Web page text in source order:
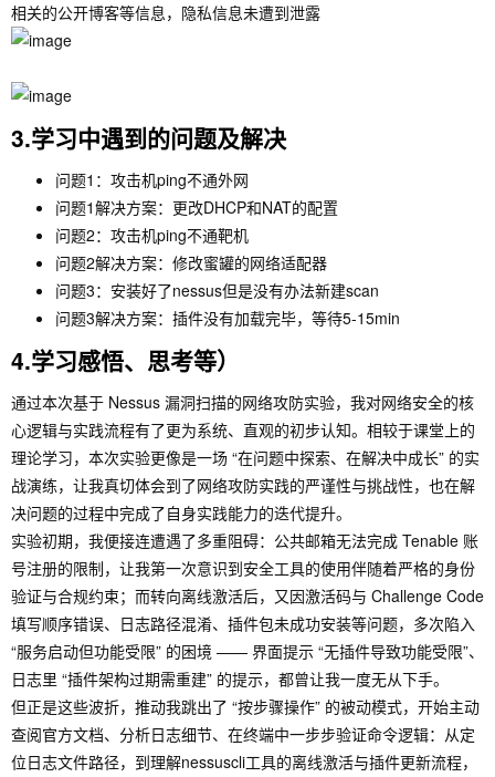
相关的公开博客等信息，隐私信息未遭到泄露
3.学习中遇到的问题及解决
问题1：攻击机ping不通外网
问题1解决方案：更改DHCP和NAT的配置
问题2：攻击机ping不通靶机
问题2解决方案：修改蜜罐的网络适配器
问题3：安装好了nessus但是没有办法新建scan
问题3解决方案：插件没有加载完毕，等待5-15min
4.学习感悟、思考等）
通过本次基于 Nessus 漏洞扫描的网络攻防实验，我对网络安全的核
心逻辑与实践流程有了更为系统、直观的初步认知。相较于课堂上的
理论学习，本次实验更像是一场 “在问题中探索、在解决中成长” 的实
战演练，让我真切体会到了网络攻防实践的严谨性与挑战性，也在解
决问题的过程中完成了自身实践能力的迭代提升。
实验初期，我便接连遭遇了多重阻碍：公共邮箱无法完成 Tenable 账
号注册的限制，让我第一次意识到安全工具的使用伴随着严格的身份
验证与合规约束；而转向离线激活后，又因激活码与 Challenge Code
填写顺序错误、日志路径混淆、插件包未成功安装等问题，多次陷入
“服务启动但功能受限” 的困境 —— 界面提示 “无插件导致功能受限”、
日志里 “插件架构过期需重建” 的提示，都曾让我一度无从下手。
但正是这些波折，推动我跳出了 “按步骤操作” 的被动模式，开始主动
查阅官方文档、分析日志细节、在终端中一步步验证命令逻辑：从定
位日志文件路径，到理解nessuscli工具的离线激活与插件更新流程，